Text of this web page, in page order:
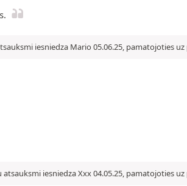
iesniedza Mario 05.06.25, pamatojoties uz
atsauksmi iesniedza Xxx 04.05.25, pamatojoties